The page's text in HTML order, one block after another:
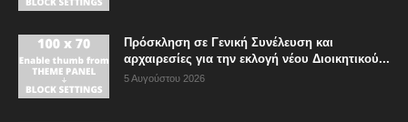
Πρόσκληση σε Γενική Συνέλευση και
αρχαιρεσίες για την εκλογή νέου Διοικητικού...
5 Αυγούστου 2026